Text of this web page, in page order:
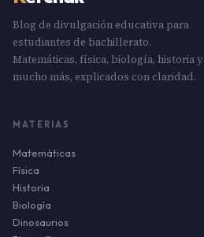
Blog de divulgación educativa para
estudiantes de bachillerato.
Matemáticas, física, biología, historia y
mucho más, explicados con claridad.
MATERIAS
Matemáticas
Física
Historia
Biología
Dinosaurios